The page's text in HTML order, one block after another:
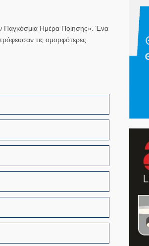
Παγκόσμια Ημέρα Ποίησης». Ένα
τις ομορφότερες